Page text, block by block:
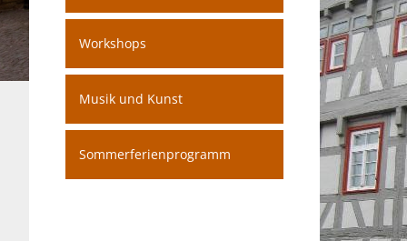
Workshops
Musik und Kunst
Sommerferienprogramm